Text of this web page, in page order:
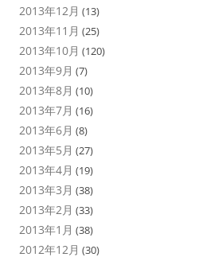
2013年12月 (13)
2013年11月 (25)
2013年10月 (120)
2013年9月 (7)
2013年8月 (10)
2013年7月 (16)
2013年6月 (8)
2013年5月 (27)
2013年4月 (19)
2013年3月 (38)
2013年2月 (33)
2013年1月 (38)
2012年12月 (30)